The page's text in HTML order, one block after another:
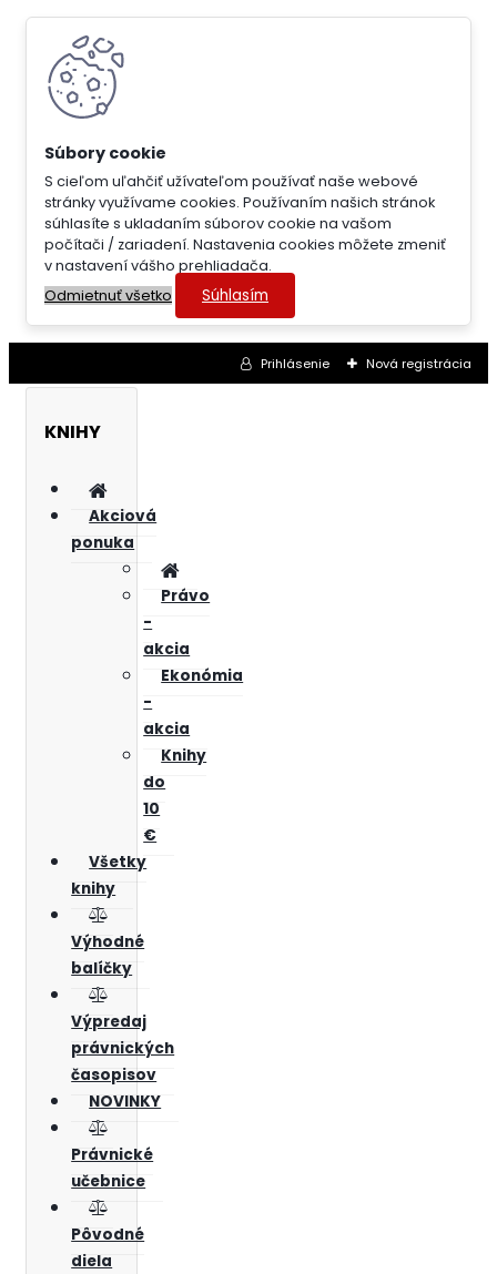
S cieľom uľahčiť užívateľom používať naše webové
stránky využívame cookies. Používaním našich stránok
súhlasíte s ukladaním súborov cookie na vašom
počítači / zariadení. Nastavenia cookies môžete zmeniť
v nastavení vášho prehliadača.
Odmietnuť všetko
Súhlasím
Prihlásenie Nová registrácia
KNIHY
Akciová
ponuka
Právo
-
akcia
Ekonómia
-
akcia
Knihy
do
10
€
Všetky
knihy
Výhodné
balíčky
Výpredaj
právnických
časopisov
NOVINKY
Právnické
učebnice
Pôvodné
diela